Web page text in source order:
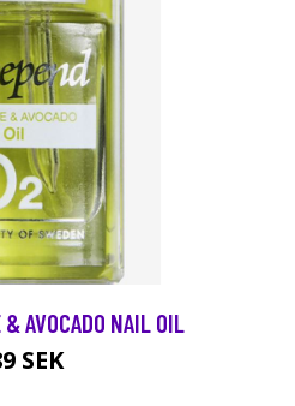
& AVOCADO NAIL OIL
SEK